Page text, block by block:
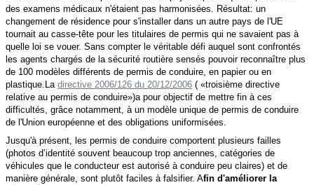
des examens médicaux n'étaient pas harmonisées. Résultat: un
changement de résidence pour s'installer dans un autre pays de l'UE
tournait au casse-tête pour les titulaires de permis qui ne savaient pas à
quelle loi se vouer. Sans compter le véritable défi auquel sont confrontés
les agents chargés de la sécurité routière sensés pouvoirreconnaîtreplus
de 100 modèles différents de permis de conduire, en papier ou en
plastique. Ladirective 2006/126 du 20/12/2006 ( «troisième directive
relative au permis de conduire»)a pour objectif de mettre fin à ces
difficultés, grâce notamment, à unmodèle unique de permis de conduire
de l'Union européenne et des obligations uniformisées.
Jusqu'à présent, les permis de conduire comportent plusieurs failles
(photos d’identité souvent beaucoup trop anciennes, catégories de
véhicules que le conducteur est autorisé à conduire peu claires) et de
manière générale, sont plutôt faciles à falsifier.Afin d'améliorer la